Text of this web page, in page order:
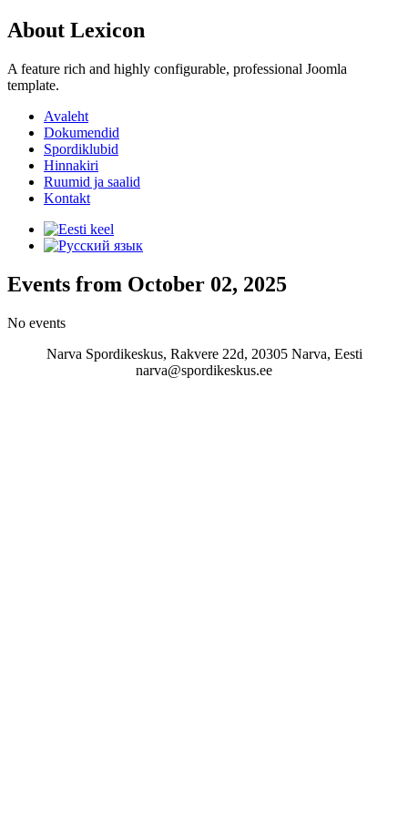
About Lexicon
A feature rich and highly configurable, professional Joomla
template.
Avaleht
Dokumendid
Spordiklubid
Hinnakiri
Ruumid ja saalid
Kontakt
Events from October 02, 2025
No events
Narva Spordikeskus, Rakvere 22d, 20305 Narva, Eesti
narva@spordikeskus.ee